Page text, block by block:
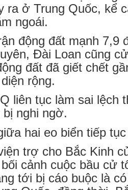
ra ở Trung Quốc, kể
ngoái.
động đất mạnh 7,9
Đài Loan cũng
đất đã giết chết
rộng.
liên tục làm sai lệch
bị nghi ngờ.
hai eo biển tiếp
trợ cho Bắc Kinh
cảnh cuộc bầu cử
tới bị cáo buộc là